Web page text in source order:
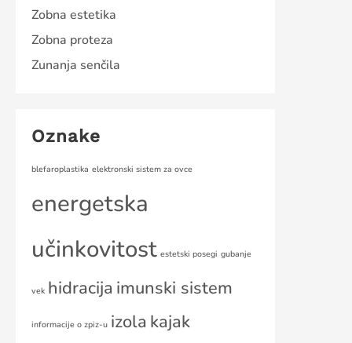
Zobna estetika
Zobna proteza
Zunanja senčila
Oznake
blefaroplastika elektronski sistem za ovce
energetska
učinkovitost estetski posegi gubanje
vek hidracija imunski sistem
informacije o zpiz-u izola kajak